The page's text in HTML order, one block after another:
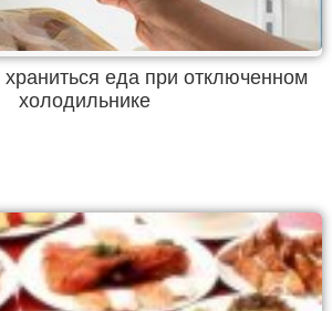
еда при отключенном
холодильнике